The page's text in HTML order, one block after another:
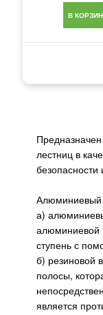
В
Предназначен
лестниц в
безопасности
Алюминиевый
а)
алюминиевой
ступень с
б) резиновой
полосы,
является